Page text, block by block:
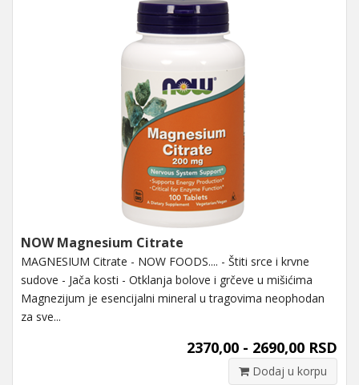
NOW Magnesium Citrate
MAGNESIUM Citrate - NOW FOODS.... - Štiti srce i krvne
sudove - Jača kosti - Otklanja bolove i grčeve u mišićima
Magnezijum je esencijalni mineral u tragovima neophodan
za sve...
2370,00 - 2690,00 RSD
Dodaj u korpu